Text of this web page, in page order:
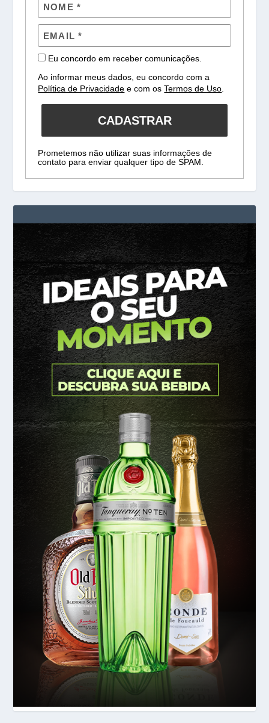
Eu concordo em receber comunicações.
Ao informar meus dados, eu concordo com a
Política de Privacidade e com osTermos de Uso
CADASTRAR
Prometemos não utilizar suas informações de
contato para enviar qualquer tipo de SPAM.